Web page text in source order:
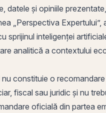
datele și opiniile
„Perspectiva Expertului”,
sprijinul inteligenței
analitică a contextului
constituie o
fiscal sau juridic și nu
oficială din partea